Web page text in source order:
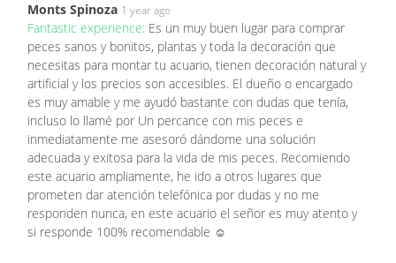
Monts Spinoza 1 year ago
Fantastic experience: Es un muy buen lugar para comprar
peces sanos y bonitos, plantas y toda la decoración que
necesitas para montar tu acuario, tienen decoración natural y
artificial y los precios son accesibles. El dueño o encargado
es muy amable y me ayudó bastante con dudas que tenía,
incluso lo llamé por Un percance con mis peces e
inmediatamente me asesoró dándome una solución
adecuada y exitosa para la vida de mis peces. Recomiendo
este acuario ampliamente, he ido a otros lugares que
prometen dar atención telefónica por dudas y no me
responden nunca, en este acuario el señor es muy atento y
si responde 100% recomendable ☺️